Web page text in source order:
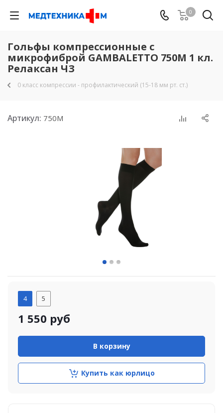
0
Гольфы компрессионные с
микрофиброй GAMBALETTO 750М 1 кл.
Релаксан ЧЗ
0 класс компрессии - профилактический (15-18 мм рт. ст.)
Артикул: 750М
4 5
1 550 руб
В корзину
Купить как юрлицо